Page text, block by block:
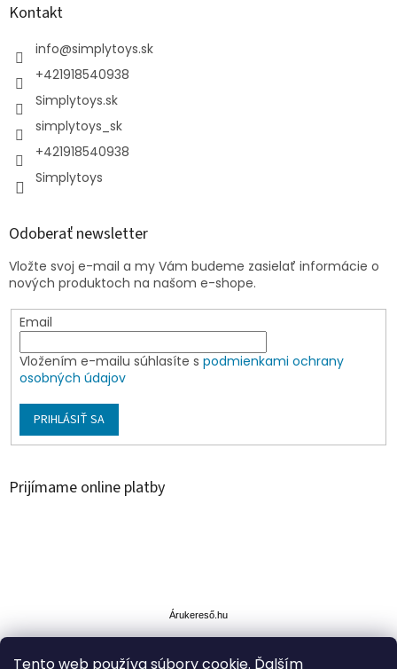
Tento web používa súbory cookie. Ďalším
Kontakt
info@simplytoys.sk
+421918540938
Simplytoys.sk
simplytoys_sk
+421918540938
Simplytoys
Odoberať newsletter
Vložte svoj e-mail a my Vám budeme zasielať informácie o
nových produktoch na našom e-shope.
Email
Vložením e-mailu súhlasíte s podmienkami ochrany
osobných údajov
PRIHLÁSIŤ SA
Prijímame online platby
k
Árukereső.hu